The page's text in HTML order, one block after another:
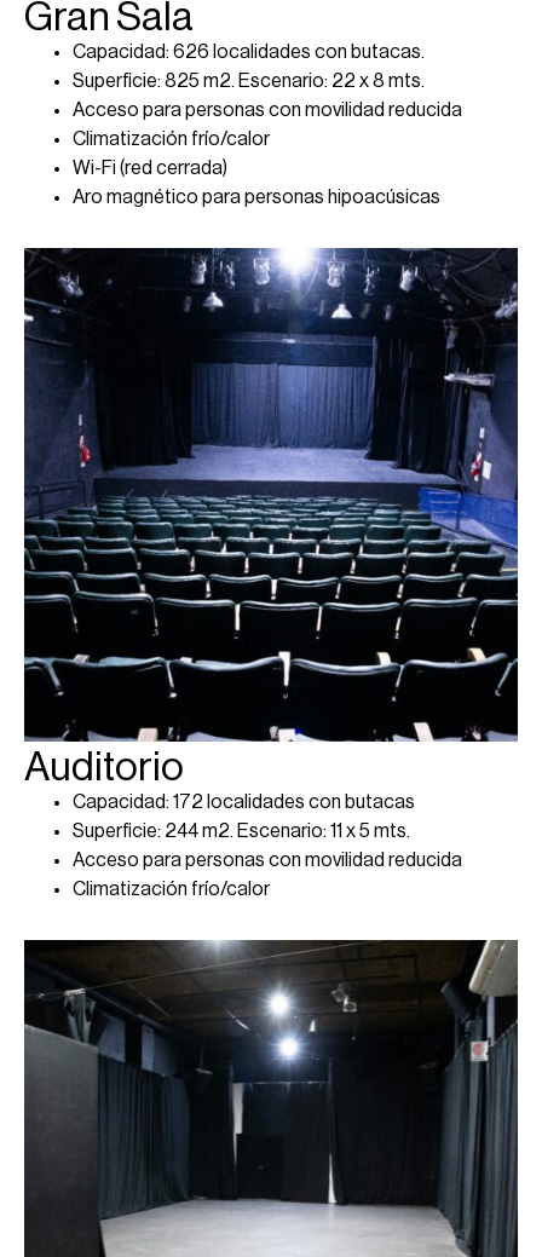
Gran Sala
Capacidad: 626 localidades con butacas.
Superficie: 825 m2. Escenario: 22 x 8 mts.
Acceso para personas con movilidad reducida
Climatización frío/calor
Wi-Fi (red cerrada)
Aro magnético para personas hipoacúsicas
Auditorio
Capacidad: 172 localidades con butacas
Superficie: 244 m2. Escenario: 11 x 5 mts.
Acceso para personas con movilidad reducida
Climatización frío/calor